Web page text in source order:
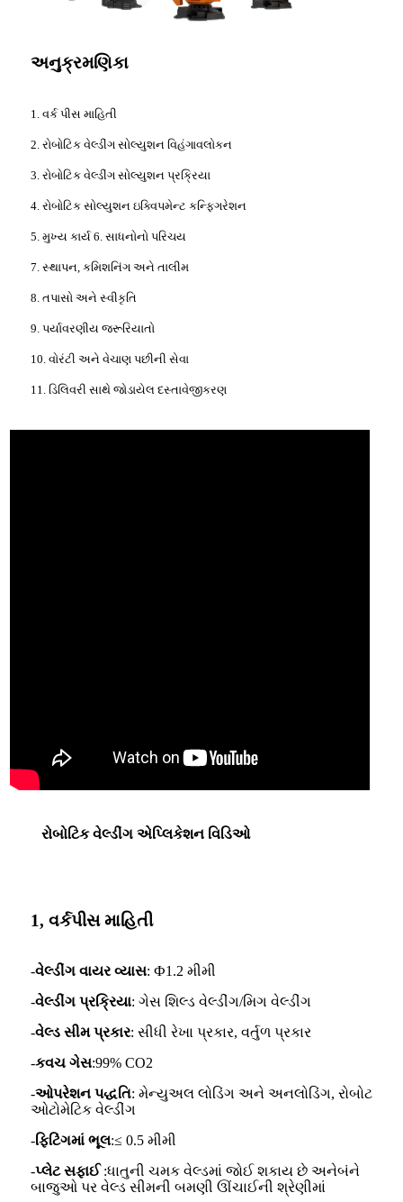
અનુક્રમણિકા
1. વર્ક પીસ માહિતી
2. રોબોટિક વેલ્ડીંગ સોલ્યુશન વિહંગાવલોકન
3. રોબોટિક વેલ્ડીંગ સોલ્યુશન પ્રક્રિયા
4. રોબોટિક સોલ્યુશન ઇક્વિપમેન્ટ કન્ફિગરેશન
5. મુખ્ય કાર્ય 6. સાધનોનો પરિચય
7. સ્થાપન, કમિશનિંગ અને તાલીમ
8. તપાસો અને સ્વીકૃતિ
9. પર્યાવરણીય જરૂરિયાતો
10. વોરંટી અને વેચાણ પછીની સેવા
11. ડિલિવરી સાથે જોડાયેલ દસ્તાવેજીકરણ
રોબોટિક વેલ્ડીંગ એપ્લિકેશન વિડિઓ
1, વર્કપીસ માહિતી
-વેલ્ડીંગ વાયર વ્યાસ: Ф1.2 મીમી
-વેલ્ડીંગ પ્રક્રિયા: ગેસ શિલ્ડ વેલ્ડીંગ/મિગ વેલ્ડીંગ
-વેલ્ડ સીમ પ્રકાર: સીધી રેખા પ્રકાર, વર્તુળ પ્રકાર
-કવચ ગેસ:99% CO2
-ઓપરેશન પદ્ધતિ: મેન્યુઅલ લોડિંગ અને અનલોડિંગ, રોબોટ
ઓટોમેટિક વેલ્ડીંગ
-ફિટિંગમાં ભૂલ:≤ 0.5 મીમી
-પ્લેટ સફાઈ:ધાતુની ચમક વેલ્ડમાં જોઈ શકાય છે અનેબંને
બાજુઓ પર વેલ્ડ સીમની બમણી ઊંચાઈની શ્રેણીમાં